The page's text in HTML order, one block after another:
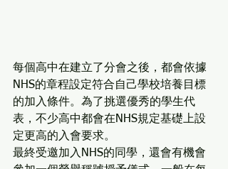
每個高中在建立了分會之後，都會依據
NHS的章程設定符合自己學校培養目標
的加入條件。為了挑選優秀的學生代
表，不少高中都會在NHS規定基礎上設
定更高的入會要求。
最終受邀加入NHS的同學，還會有機會